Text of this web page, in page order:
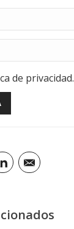
de privacidad.